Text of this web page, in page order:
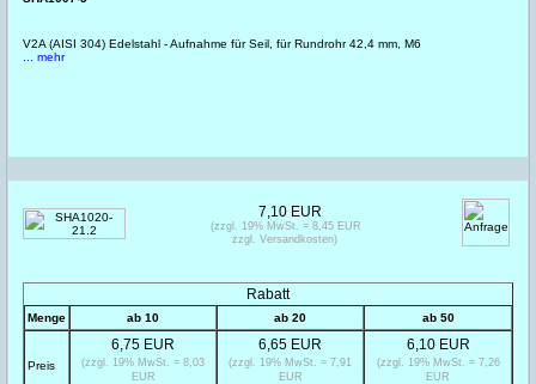
V2A (AISI 304) Edelstahl - Aufnahme für Seil, für Rundrohr 42,4 mm, M6
... mehr
Rabatt
Menge ab 10 ab 20 ab 50
Preis
6,75 EUR
(zzgl. 19% MwSt. = 8,03
EUR
6,65 EUR
(zzgl. 19% MwSt. = 7,91
EUR
6,10 EUR
(zzgl. 19% MwSt. = 7,26
EUR
7,10 EUR
(zzgl. 19% MwSt. = 8,45 EUR
zzgl. Versandkosten)